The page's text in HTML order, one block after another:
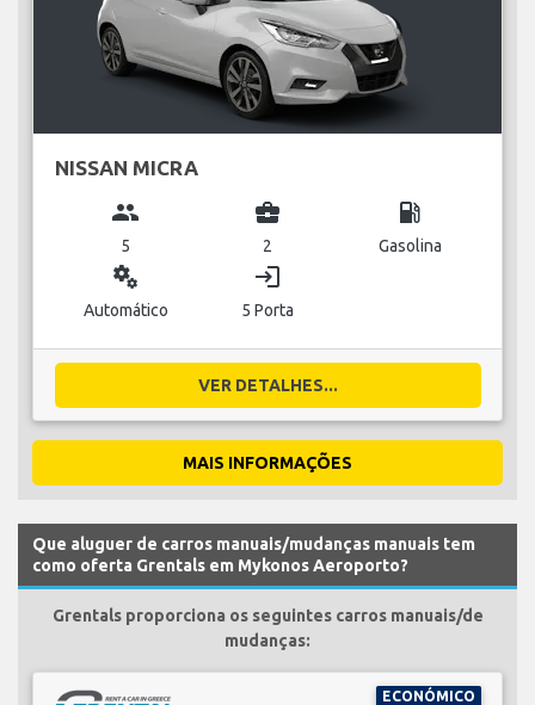
NISSAN MICRA
group
5
business_center
2
local_gas_station
Gasolina
miscellaneous_services
Automático
login
5 Porta
VER DETALHES...
MAIS INFORMAÇÕES
Que aluguer de carros manuais/mudanças manuais tem
como oferta Grentals em Mykonos Aeroporto?
Grentals proporciona os seguintes carros manuais/de
mudanças:
ECONÓMICO